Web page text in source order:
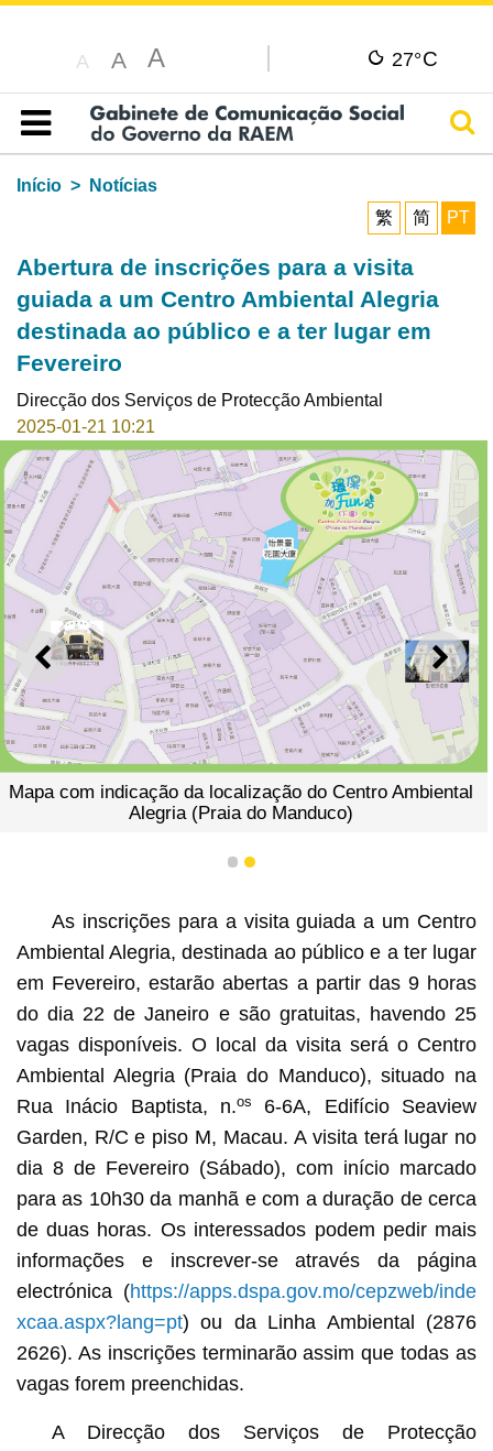
A A A 27°C
Índice
Início
Notícias
繁
简 PT
Abertura de inscrições para a visita
guiada a um Centro Ambiental Alegria
destinada ao público e a ter lugar em
Fevereiro
Direcção dos Serviços de Protecção Ambiental
2025-01-21 10:21
ANTERIOR
Mapa com indicação da localização do Centro Ambiental
Alegria (Praia do Manduco)
1 2
As inscrições para a visita guiada a um Centro
Ambiental Alegria, destinada ao público e a ter lugar
em Fevereiro, estarão abertas a partir das 9 horas
do dia 22 de Janeiro e são gratuitas, havendo 25
vagas disponíveis. O local da visita será o Centro
Ambiental Alegria (Praia do Manduco), situado na
Rua Inácio Baptista, n.os
6-6A, Edifício Seaview
Garden, R/C e piso M, Macau. A visita terá lugar no
dia 8 de Fevereiro (Sábado), com início marcado
para as 10h30 da manhã e com a duração de cerca
de duas horas. Os interessados podem pedir mais
informações e inscrever-se através da página
electrónica (https://apps.dspa.gov.mo/cepzweb/inde
xcaa.aspx?lang=pt) ou da Linha Ambiental (2876
2626). As inscrições terminarão assim que todas as
vagas forem preenchidas.
A Direcção dos Serviços de Protecção